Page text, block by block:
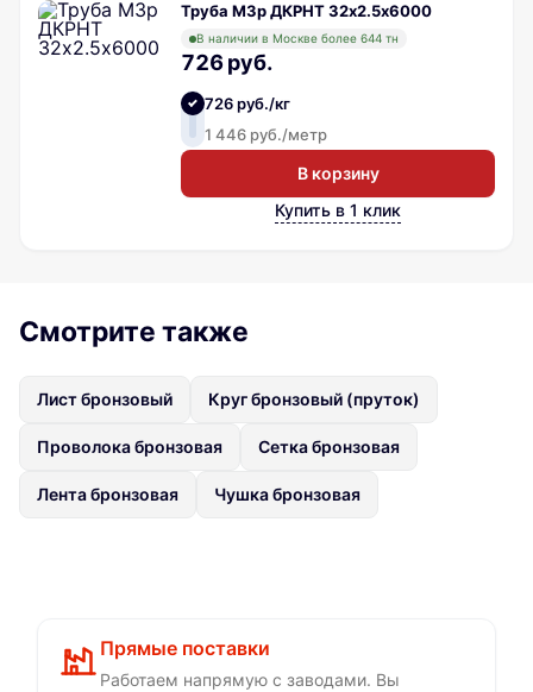
Труба М3р ДКРНТ 32х2.5х6000
В наличии в Москве более 644 тн
726 руб.
726 руб./кг
1 446 руб./метр
В корзину
Купить в 1 клик
Смотрите также
Лист бронзовый Круг бронзовый (пруток)
Проволока бронзовая Сетка бронзовая
Лента бронзовая Чушка бронзовая
Прямые поставки
Работаем напрямую с заводами. Вы